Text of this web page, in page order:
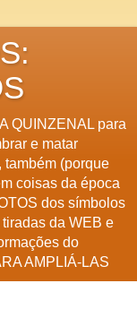
QUINZENAL para
e matar
(porque
coisas da época
dos símbolos
da WEB e
do
AMPLIÁ-LAS